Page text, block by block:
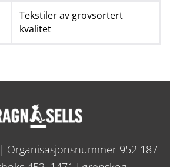
Tekstiler av grovsortert
kvalitet
Organisasjonsnummer 952 187